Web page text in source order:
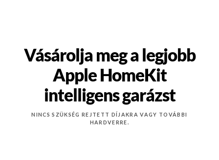
Vásárolja meg a legjobb
Apple HomeKit
intelligens garázst
NINCS SZÜKSÉG REJTETT DÍJAKRA VAGY TOVÁBBI
HARDVERRE.